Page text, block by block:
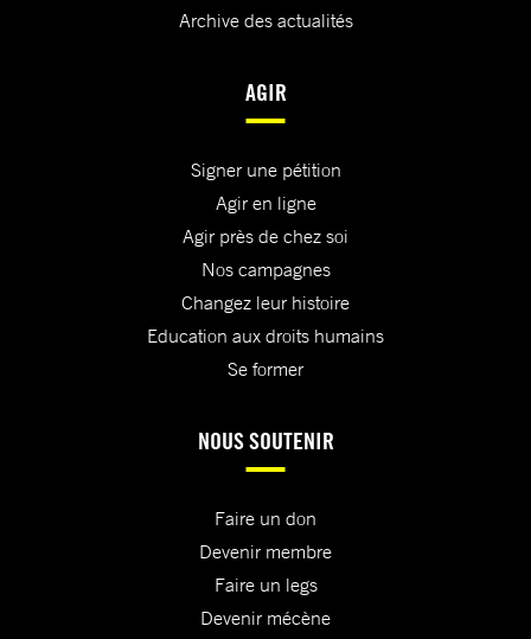
Archive des actualités
AGIR
Signer une pétition
Agir en ligne
Agir près de chez soi
Nos campagnes
Changez leur histoire
Education aux droits humains
Se former
NOUS SOUTENIR
Faire un don
Devenir membre
Faire un legs
Devenir mécène